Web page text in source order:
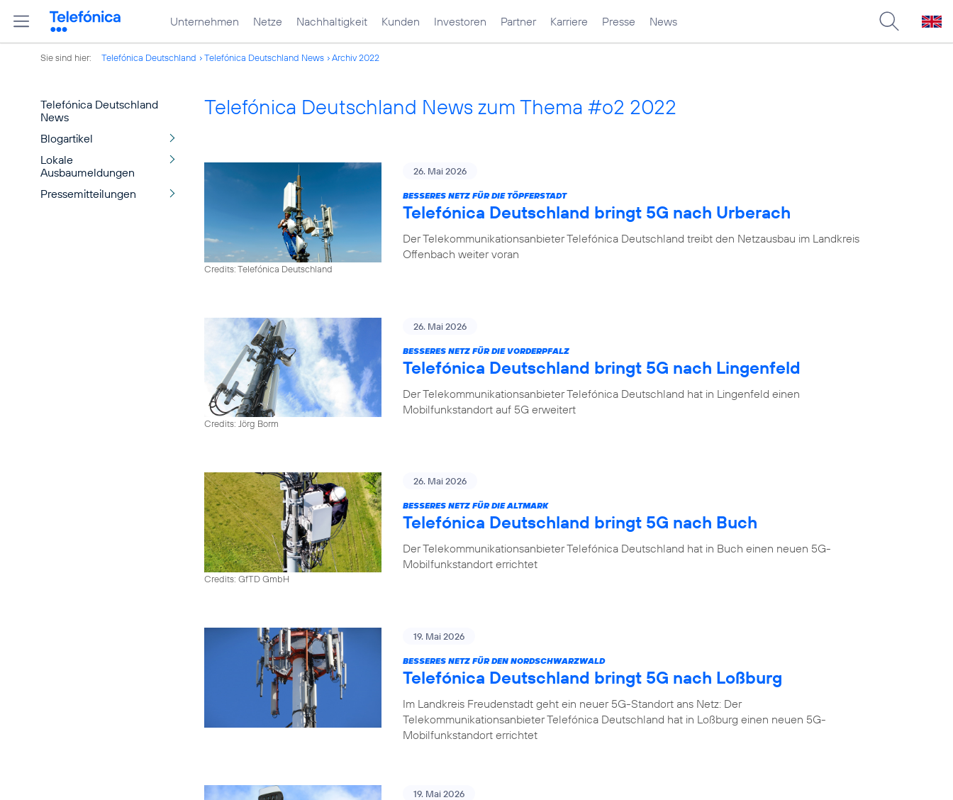
Unternehmen Netze Nachhaltigkeit Kunden Investoren Partner Karriere Presse News
Sie sind hier: Telefónica Deutschland Telefónica Deutschland News Archiv 2022
Telefónica Deutschland
News
Blogartikel
Lokale
Ausbaumeldungen
Pressemitteilungen
Telefónica Deutschland News zum Thema #o2 2022
Credits: Telefónica Deutschland
26. Mai 2026
BESSERES NETZ FÜR DIE TÖPFERSTADT
Telefónica Deutschland bringt 5G nach Urberach
Der Telekommunikationsanbieter Telefónica Deutschland treibt den Netzausbau im Landkreis
Offenbach weiter voran
Credits: Jörg Borm
26. Mai 2026
BESSERES NETZ FÜR DIE VORDERPFALZ
Telefónica Deutschland bringt 5G nach Lingenfeld
Der Telekommunikationsanbieter Telefónica Deutschland hat in Lingenfeld einen
Mobilfunkstandort auf 5G erweitert
Credits: GfTD GmbH
26. Mai 2026
BESSERES NETZ FÜR DIE ALTMARK
Telefónica Deutschland bringt 5G nach Buch
Der Telekommunikationsanbieter Telefónica Deutschland hat in Buch einen neuen 5G-
Mobilfunkstandort errichtet
19. Mai 2026
BESSERES NETZ FÜR DEN NORDSCHWARZWALD
Telefónica Deutschland bringt 5G nach Loßburg
Im Landkreis Freudenstadt geht ein neuer 5G-Standort ans Netz: Der
Telekommunikationsanbieter Telefónica Deutschland hat in Loßburg einen neuen 5G-
Mobilfunkstandort errichtet
19. Mai 2026